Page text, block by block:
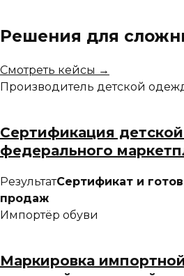
Решения для
Смотреть кейсы →
Производитель детской
Сертификация
федерального
РезультатСертификат и
продаж
Импортёр обуви
Маркировка